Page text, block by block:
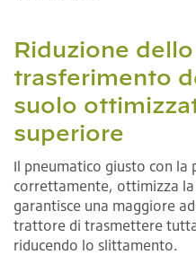
Riduzione
trasferimento
suolo
superiore
Il pneumatico giusto con la
correttamente, ottimizza
garantisce una maggiore
trattore di trasmettere
riducendo lo slittamento.